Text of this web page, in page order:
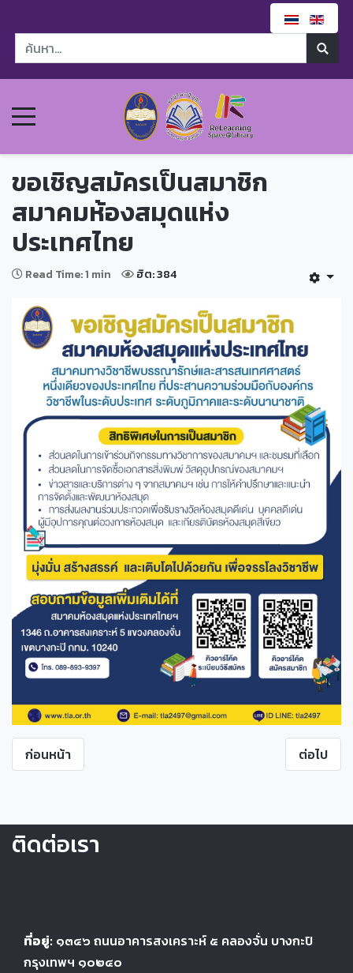
ขอเชิญสมัครเป็นสมาชิก
สมาคมห้องสมุดแห่ง
ประเทศไทย
Read Time: 1 min ฮิต: 384
ก่อนหน้า ต่อไป
ติดต่อเรา
ที่อยู่: ๑๓๔๖ ถนนอาคารสงเคราะห์ ๕ คลองจั่น บางกะปิ
กรุงเทพฯ ๑๐๒๔๐